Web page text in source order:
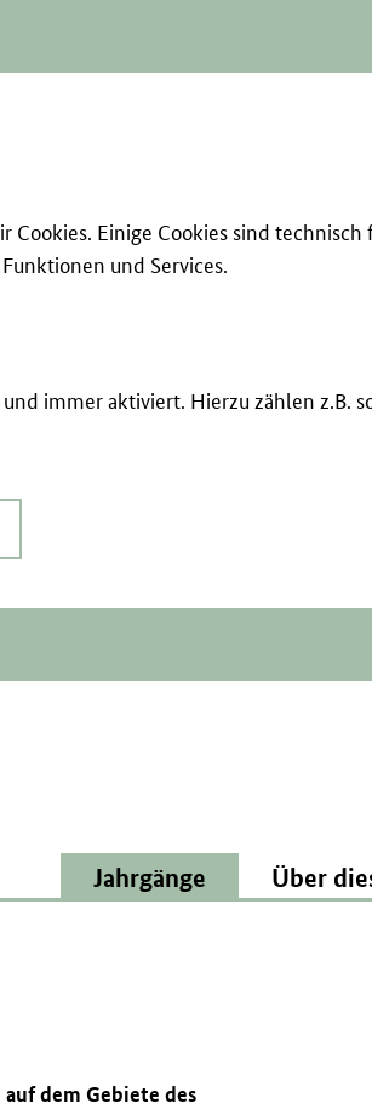
Einige Cookies sind
und Services.
immer aktiviert. Hierzu zählen z.B.
Jahrgänge Über
dem Gebiete des